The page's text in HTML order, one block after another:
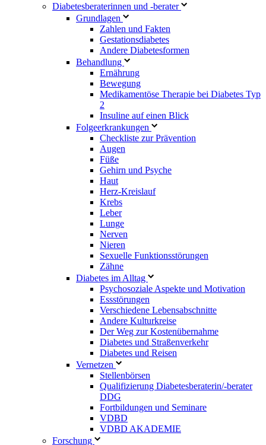
Diabetesberaterinnen und -berater
Grundlagen
Zahlen und Fakten
Gestationsdiabetes
Andere Diabetesformen
Behandlung
Ernährung
Bewegung
Medikamentöse Therapie bei Diabetes Typ
2
Insuline auf einen Blick
Folgeerkrankungen
Checkliste zur Prävention
Augen
Füße
Gehirn und Psyche
Haut
Herz-Kreislauf
Krebs
Leber
Lunge
Nerven
Nieren
Sexuelle Funktionsstörungen
Zähne
Diabetes im Alltag
Psychosoziale Aspekte und Motivation
Essstörungen
Verschiedene Lebensabschnitte
Andere Kulturkreise
Der Weg zur Kostenübernahme
Diabetes und Straßenverkehr
Diabetes und Reisen
Vernetzen
Stellenbörsen
Qualifizierung Diabetesberaterin/­-berater
DDG
Fortbildungen und Seminare
VDBD
VDBD AKADEMIE
Forschung